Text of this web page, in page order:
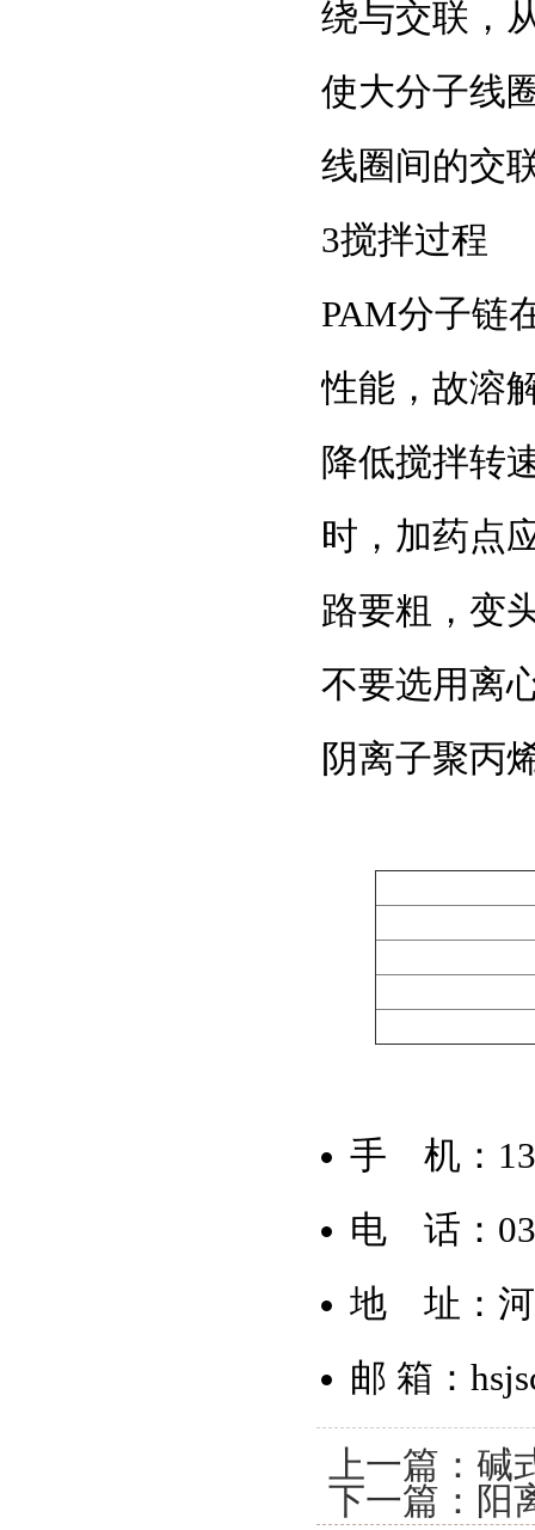
绕与交联，
使大分子线
线圈间的交
3搅拌过程
PAM分子链
性能，故溶
降低搅拌转
时，加药点
路要粗，变
不要选用离
阴离子聚丙
手 机：
电 话：
地 址：河
邮 箱：
上一篇： 碱
下一篇： 阳